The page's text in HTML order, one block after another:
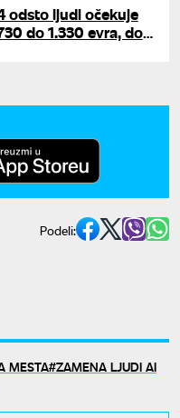
odsto ljudi očekuje
do 1.330 evra, dok
Podeli:
MESTA ZAMENA LJUDI AI